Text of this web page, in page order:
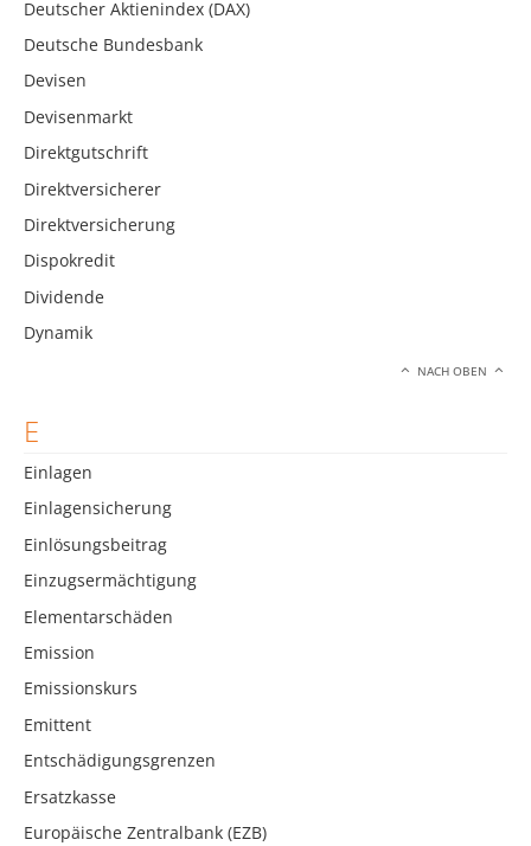
Deutscher Aktienindex (DAX)
Deutsche Bundesbank
Devisen
Devisenmarkt
Direktgutschrift
Direktversicherer
Direktversicherung
Dispokredit
Dividende
Dynamik
NACH OBEN
E
Einlagen
Einlagensicherung
Einlösungsbeitrag
Einzugsermächtigung
Elementarschäden
Emission
Emissionskurs
Emittent
Entschädigungsgrenzen
Ersatzkasse
Europäische Zentralbank (EZB)